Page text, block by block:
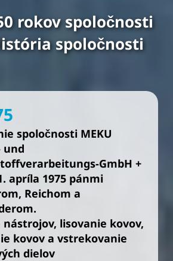
rokov spoločnosti
spoločnosti
spoločnosti MEKU
und
GmbH +
apríla 1975 pánmi
Reichom a
nástrojov, lisovanie kovov,
kovov a vstrekovanie
dielov